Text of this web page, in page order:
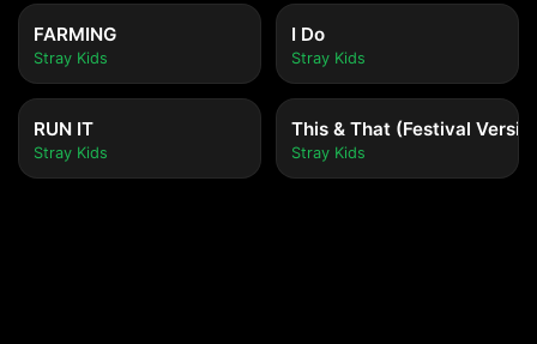
FARMING
Stray Kids
I Do
Stray Kids
RUN IT
Stray Kids
This & That (Festival
Stray Kids